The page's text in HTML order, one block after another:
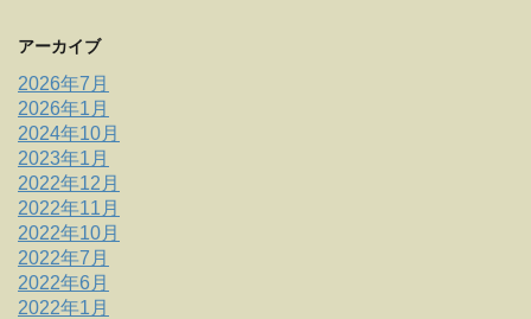
アーカイブ
2026年7月
2026年1月
2024年10月
2023年1月
2022年12月
2022年11月
2022年10月
2022年7月
2022年6月
2022年1月